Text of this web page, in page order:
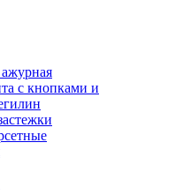
ажурная
с кнопками и